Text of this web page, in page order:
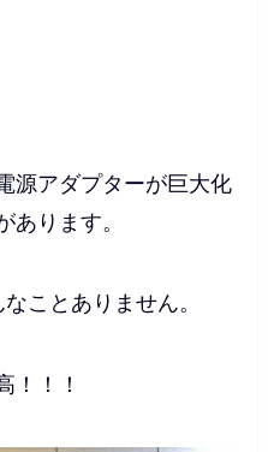
源アダプターが巨大化
あります。
ことありません。
！！！